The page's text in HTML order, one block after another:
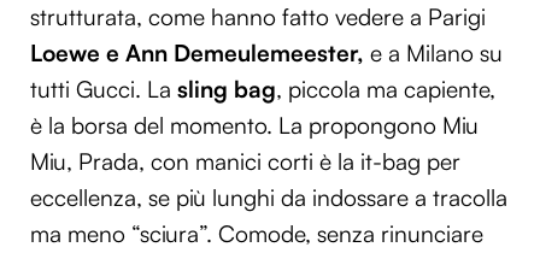
strutturata, come hanno fatto vedere a Parigi
Loewe e Ann Demeulemeester, e a Milano su
tutti Gucci. La sling bag, piccola ma capiente,
è la borsa del momento. La propongono Miu
Miu, Prada, con manici corti è la it-bag per
eccellenza, se più lunghi da indossare a tracolla
ma meno “sciura”. Comode, senza rinunciare